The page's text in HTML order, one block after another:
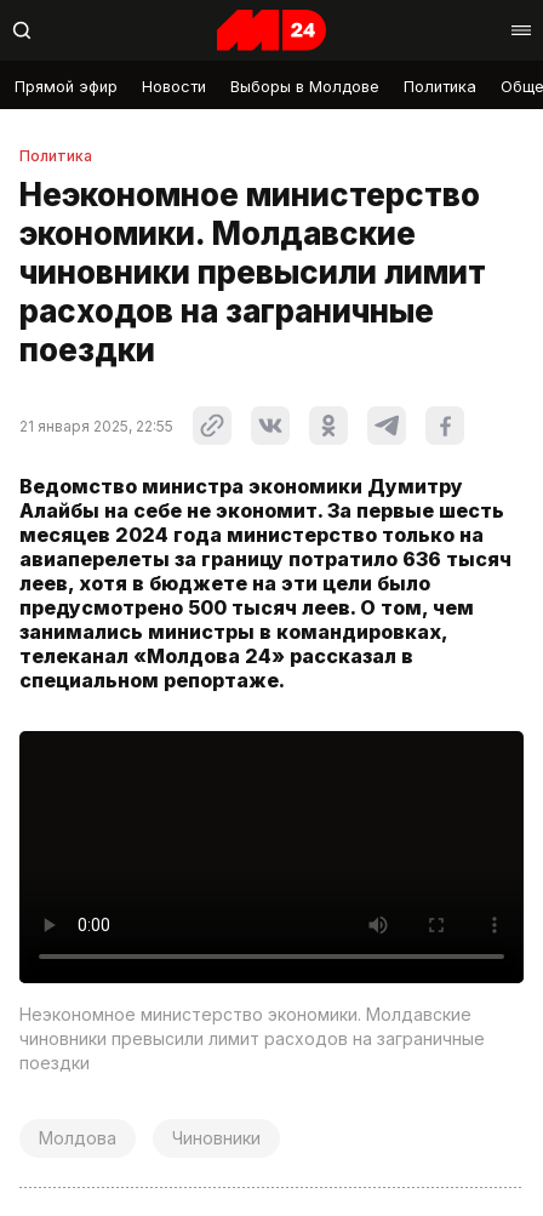
Прямой эфир Новости Выборы в Молдове Политика
Политика
Неэкономное министерство
экономики. Молдавские
чиновники превысили лимит
расходов на заграничные
поездки
21 января 2025, 22:55
Ведомство министра экономики Думитру
Алайбы на себе не экономит. За первые шесть
месяцев 2024 года министерство только на
авиаперелеты за границу потратило 636 тысяч
леев, хотя в бюджете на эти цели было
предусмотрено 500 тысяч леев. О том, чем
занимались министры в командировках,
телеканал «Молдова 24» рассказал в
специальном репортаже.
Неэкономное министерство экономики. Молдавские
чиновники превысили лимит расходов на заграничные
поездки
Молдова Чиновники